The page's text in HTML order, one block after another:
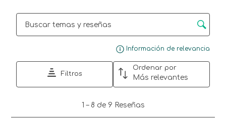
de
envío.
de
envío.
de
envío.
de
de
Región de búsqueda de temas y reseñas
Información de relevancia
Filtros
Ordenar por
Más relevantes
8
1 – 8 de 9 Reseñas